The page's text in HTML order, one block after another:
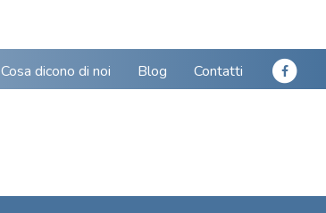
Cosa dicono di noi Blog Contatti